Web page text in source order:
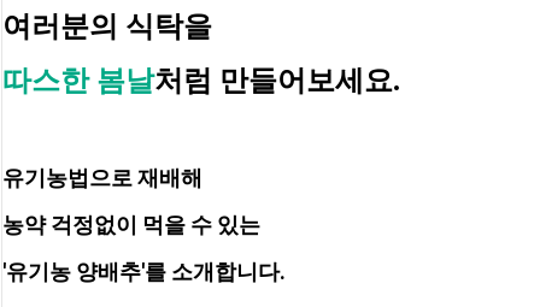
여러분의 식탁을
따스한 봄날처럼 만들어보세요.
유기농법으로 재배해
농약 걱정없이 먹을 수 있는
'유기농 양배추'를 소개합니다.